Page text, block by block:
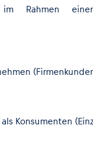
im Rahmen
Konsumenten